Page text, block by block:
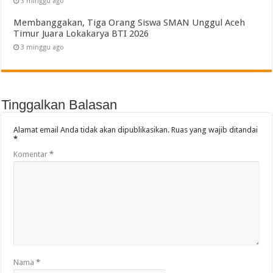
Membanggakan, Tiga Orang Siswa SMAN Unggul Aceh
Timur Juara Lokakarya BTI 2026
3 minggu ago
Tinggalkan Balasan
Alamat email Anda tidak akan dipublikasikan. Ruas yang wajib ditandai
*
Komentar*
Nama*